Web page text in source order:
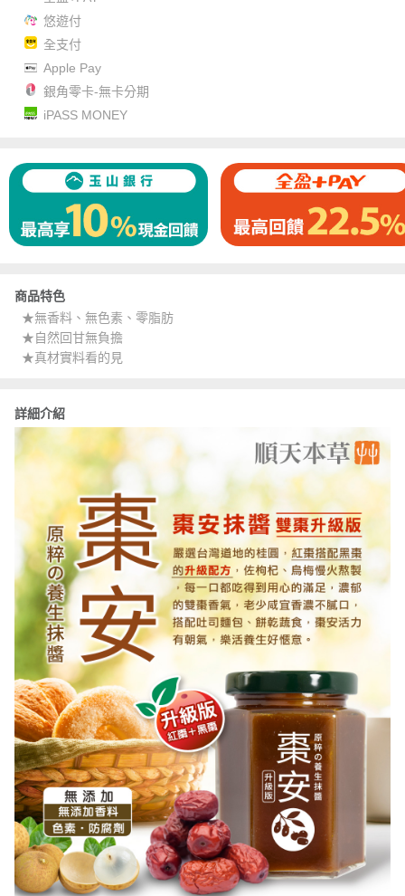
悠遊付
全支付
Apple Pay
銀角零卡-無卡分期
iPASS MONEY
商品特色
★無香料、無色素、零脂肪
★自然回甘無負擔
★真材實料看的見
詳細介紹